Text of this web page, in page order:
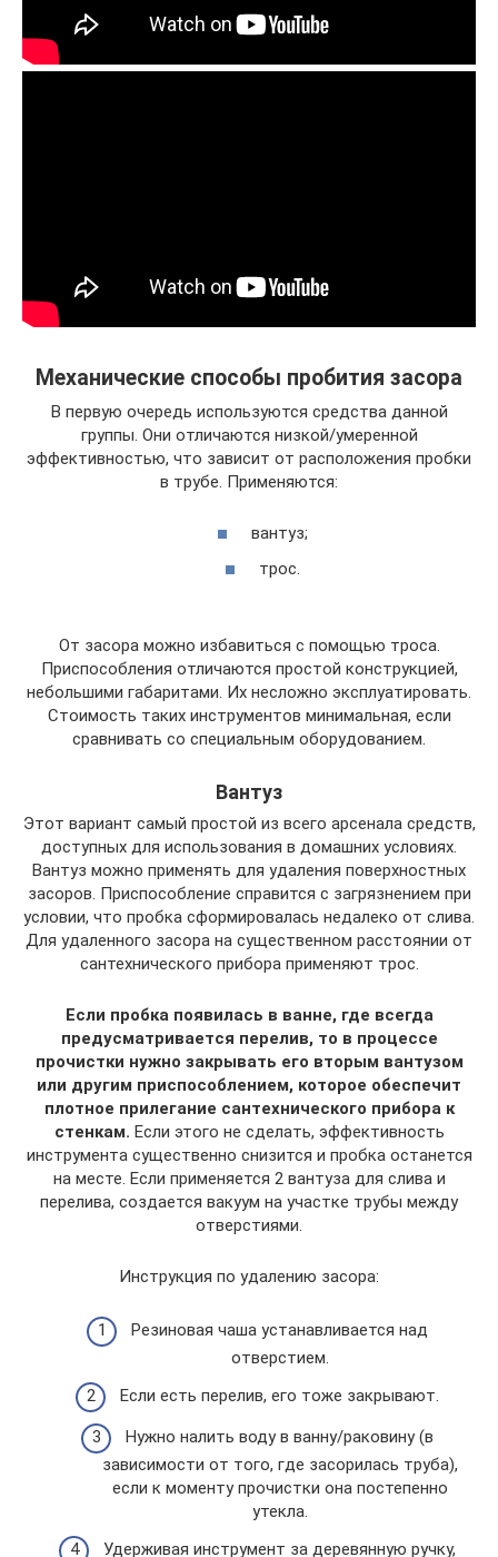
Механические способы пробития засора
В первую очередь используются средства данной
группы. Они отличаются низкой/умеренной
эффективностью, что зависит от расположения пробки
в трубе. Применяются:
вантуз;
трос.
От засора можно избавиться с помощью троса.
Приспособления отличаются простой конструкцией,
небольшими габаритами. Их несложно эксплуатировать.
Стоимость таких инструментов минимальная, если
сравнивать со специальным оборудованием.
Вантуз
Этот вариант самый простой из всего арсенала средств,
доступных для использования в домашних условиях.
Вантуз можно применять для удаления поверхностных
засоров. Приспособление справится с загрязнением при
условии, что пробка сформировалась недалеко от слива.
Для удаленного засора на существенном расстоянии от
сантехнического прибора применяют трос.
Если пробка появилась в ванне, где всегда
предусматривается перелив, то в процессе
прочистки нужно закрывать его вторым вантузом
или другим приспособлением, которое обеспечит
плотное прилегание сантехнического прибора к
стенкам. Если этого не сделать, эффективность
инструмента существенно снизится и пробка останется
на месте. Если применяется 2 вантуза для слива и
перелива, создается вакуум на участке трубы между
отверстиями.
Инструкция по удалению засора:
Резиновая чаша устанавливается над
отверстием.
Если есть перелив, его тоже закрывают.
Нужно налить воду в ванну/раковину (в
зависимости от того, где засорилась труба),
если к моменту прочистки она постепенно
утекла.
Удерживая инструмент за деревянную ручку,